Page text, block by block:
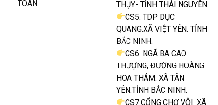
TOÁN
THỤY- TỈNH THÁI NGUYÊN.
CS5. TDP DỤC
QUANG.XÃ VIỆT YÊN. TỈNH
BẮC NINH.
CS6. NGÃ BA CAO
THƯỢNG, ĐƯỜNG HOÀNG
HOA THÁM. XÃ TÂN
YÊN.TỈNH BẮC NINH.
CS7.CỔNG CHỢ VÔI. XÃ